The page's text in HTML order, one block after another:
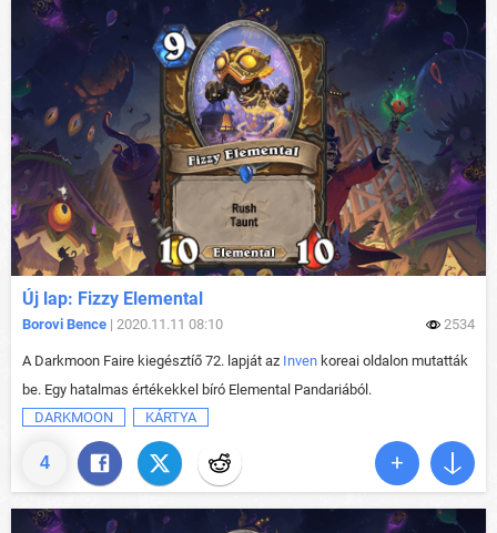
4
Új lap: Fizzy Elemental
Borovi Bence | 2020.11.11 08:10 2534
A Darkmoon Faire kiegésztíő 72. lapját az Inven koreai oldalon mutatták
be. Egy hatalmas értékekkel bíró Elemental Pandariából.
DARKMOON
KÁRTYA